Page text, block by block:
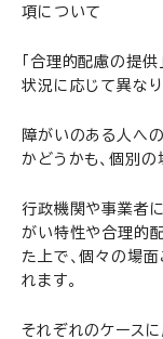
項について
「合理的配慮の提供
状況に応じて異なり
障がいのある人へ
かどうかも、個別の
行政機関や事業者
がい特性や合理的
た上で、個々の場
れます。
それぞれのケース